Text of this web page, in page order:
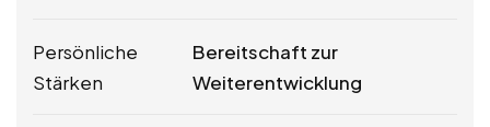
Persönliche
Stärken
Bereitschaft zur
Weiterentwicklung